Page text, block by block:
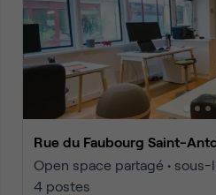
Rue du Faubourg Saint-
Open space partagé •
4 postes